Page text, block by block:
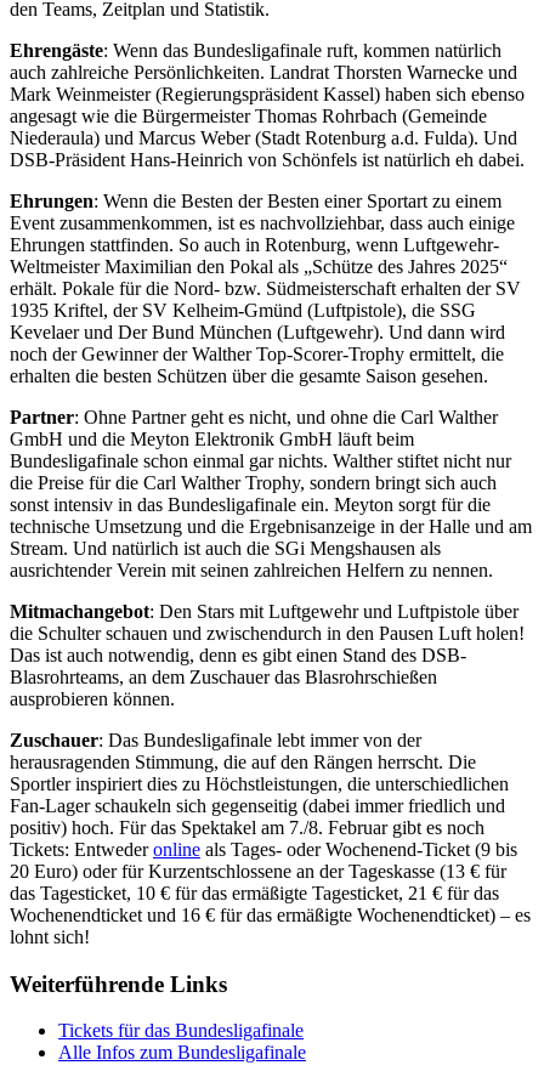
den Teams, Zeitplan und Statistik.
Ehrengäste: Wenn das Bundesligafinale ruft, kommen natürlich
auch zahlreiche Persönlichkeiten. Landrat Thorsten Warnecke und
Mark Weinmeister (Regierungspräsident Kassel) haben sich ebenso
angesagt wie die Bürgermeister Thomas Rohrbach (Gemeinde
Niederaula) und Marcus Weber (Stadt Rotenburg a.d. Fulda). Und
DSB-Präsident Hans-Heinrich von Schönfels ist natürlich eh dabei.
Ehrungen: Wenn die Besten der Besten einer Sportart zu einem
Event zusammenkommen, ist es nachvollziehbar, dass auch einige
Ehrungen stattfinden. So auch in Rotenburg, wenn Luftgewehr-
Weltmeister Maximilian den Pokal als „Schütze des Jahres 2025“
erhält. Pokale für die Nord- bzw. Südmeisterschaft erhalten der SV
1935 Kriftel, der SV Kelheim-Gmünd (Luftpistole), die SSG
Kevelaer und Der Bund München (Luftgewehr). Und dann wird
noch der Gewinner der Walther Top-Scorer-Trophy ermittelt, die
erhalten die besten Schützen über die gesamte Saison gesehen.
Partner: Ohne Partner geht es nicht, und ohne die Carl Walther
GmbH und die Meyton Elektronik GmbH läuft beim
Bundesligafinale schon einmal gar nichts. Walther stiftet nicht nur
die Preise für die Carl Walther Trophy, sondern bringt sich auch
sonst intensiv in das Bundesligafinale ein. Meyton sorgt für die
technische Umsetzung und die Ergebnisanzeige in der Halle und am
Stream. Und natürlich ist auch die SGi Mengshausen als
ausrichtender Verein mit seinen zahlreichen Helfern zu nennen.
Mitmachangebot: Den Stars mit Luftgewehr und Luftpistole über
die Schulter schauen und zwischendurch in den Pausen Luft holen!
Das ist auch notwendig, denn es gibt einen Stand des DSB-
Blasrohrteams, an dem Zuschauer das Blasrohrschießen
ausprobieren können.
Zuschauer: Das Bundesligafinale lebt immer von der
herausragenden Stimmung, die auf den Rängen herrscht. Die
Sportler inspiriert dies zu Höchstleistungen, die unterschiedlichen
Fan-Lager schaukeln sich gegenseitig (dabei immer friedlich und
positiv) hoch. Für das Spektakel am 7./8. Februar gibt es noch
Tickets: Entwederonline als Tages- oder Wochenend-Ticket (9 bis
20 Euro) oder für Kurzentschlossene an der Tageskasse (13 € für
das Tagesticket, 10 € für das ermäßigte Tagesticket, 21 € für das
Wochenendticket und 16 € für das ermäßigte Wochenendticket) – es
lohnt sich!
Weiterführende Links
Tickets für das Bundesligafinale
Alle Infos zum Bundesligafinale